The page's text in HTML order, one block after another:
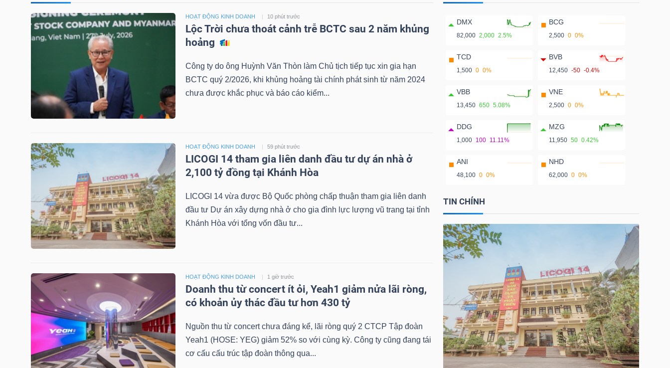
HOẠT ĐỘNG KINH DOANH 10 phút trước
Lộc Trời chưa thoát cảnh trễ BCTC sau 2 năm khủng
hoảng
Công ty do ông Huỳnh Văn Thòn làm Chủ tịch tiếp tục xin gia hạn
BCTC quý 2/2026, khi khủng hoảng tài chính phát sinh từ năm 2024
chưa được khắc phục và báo cáo kiểm...
HOẠT ĐỘNG KINH DOANH 59 phút trước
LICOGI 14 tham gia liên danh đầu tư dự án nhà ở
2,100 tỷ đồng tại Khánh Hòa
LICOGI 14 vừa được Bộ Quốc phòng chấp thuận tham gia liên danh
đầu tư Dự án xây dựng nhà ở cho gia đình lực lượng vũ trang tại tỉnh
Khánh Hòa với tổng vốn đầu tư...
HOẠT ĐỘNG KINH DOANH 1 giờ trước
Doanh thu từ concert ít ỏi, Yeah1 giảm nửa lãi ròng,
có khoản ủy thác đầu tư hơn 430 tỷ
Nguồn thu từ concert chưa đáng kể, lãi ròng quý 2 CTCP Tập đoàn
Yeah1 (HOSE: YEG) giảm 52% so với cùng kỳ. Công ty cũng đang tái
cơ cấu cấu trúc tập đoàn thông qua...
DMX
82,000 2,000 2.5%
BCG
2,500 0 0%
TCD
1,500 0 0%
BVB
12,450 -50 -0.4%
VBB
13,450 650 5.08%
VNE
2,500 0 0%
DDG
1,000 100 11.11%
MZG
11,950 50 0.42%
ANI
48,100 0 0%
NHD
62,000 0 0%
TIN CHÍNH
SECTOR
LƯỢNG
NGUYÊN
VẬT
CÔNG
TIÊU
THIẾT